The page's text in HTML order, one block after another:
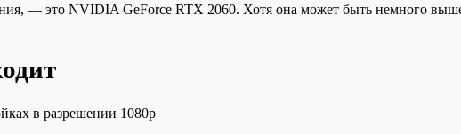
— это NVIDIA GeForce RTX 2060. Хотя она может быть немного
в разрешении 1080p